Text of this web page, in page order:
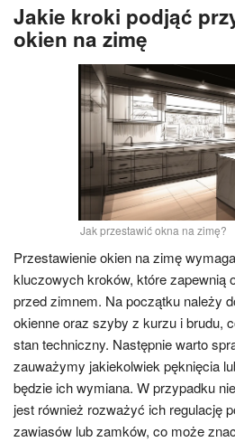
Jakie kroki podjąć
okien na zimę
Jak przestawić okna na zimę?
Przestawienie okien na zimę
kluczowych kroków, które zapewnią
przed zimnem. Na początku należy
okienne oraz szyby z kurzu i brudu,
stan techniczny. Następnie warto
zauważymy jakiekolwiek pęknięcia
będzie ich wymiana. W przypadku
jest również rozważyć ich regulację
zawiasów lub zamków, co może